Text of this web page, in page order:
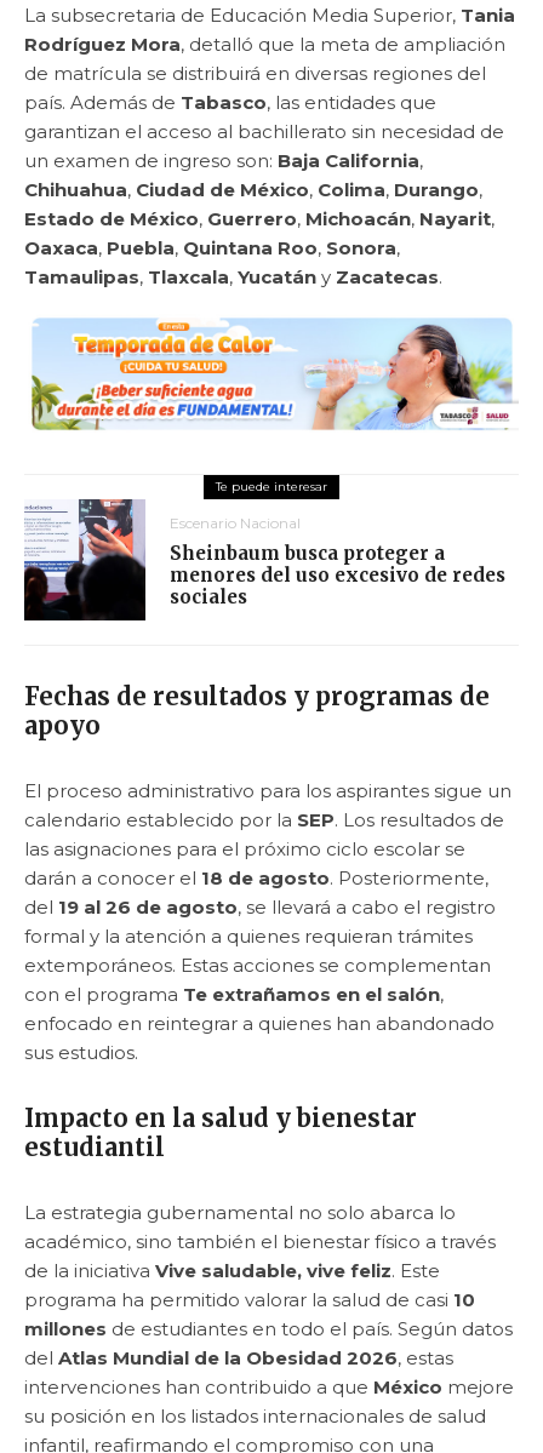
La subsecretaria de Educación Media Superior, Tania
Rodríguez Mora, detalló que la meta de ampliación
de matrícula se distribuirá en diversas regiones del
país. Además de Tabasco, las entidades que
garantizan el acceso al bachillerato sin necesidad de
un examen de ingreso son: Baja California,
Chihuahua, Ciudad de México, Colima, Durango,
Estado de México, Guerrero, Michoacán, Nayarit,
Oaxaca, Puebla, Quintana Roo, Sonora,
Tamaulipas, Tlaxcala, Yucatán y Zacatecas.
Escenario Nacional
Sheinbaum busca proteger a
menores del uso excesivo de redes
sociales
Fechas de resultados y programas de
apoyo
El proceso administrativo para los aspirantes sigue un
calendario establecido por la SEP. Los resultados de
las asignaciones para el próximo ciclo escolar se
darán a conocer el 18 de agosto. Posteriormente,
del 19 al 26 de agosto, se llevará a cabo el registro
formal y la atención a quienes requieran trámites
extemporáneos. Estas acciones se complementan
con el programa Te extrañamos en el salón,
enfocado en reintegrar a quienes han abandonado
sus estudios.
Impacto en la salud y bienestar
estudiantil
La estrategia gubernamental no solo abarca lo
académico, sino también el bienestar físico a través
de la iniciativa Vive saludable, vive feliz. Este
programa ha permitido valorar la salud de casi 10
millones de estudiantes en todo el país. Según datos
del Atlas Mundial de la Obesidad 2026, estas
intervenciones han contribuido a que México mejore
su posición en los listados internacionales de salud
infantil, reafirmando el compromiso con una